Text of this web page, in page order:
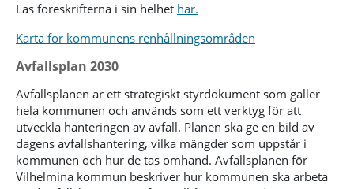
Läs föreskrifterna i sin helhet här.
Karta för kommunens renhållningsområden
Avfallsplan 2030
Avfallsplanen är ett strategiskt styrdokument som gäller
hela kommunen och används som ett verktyg för att
utveckla hanteringen av avfall. Planen ska ge en bild av
dagens avfallshantering, vilka mängder som uppstår i
kommunen och hur de tas omhand. Avfallsplanen för
Vilhelmina kommun beskriver hur kommunen ska arbeta